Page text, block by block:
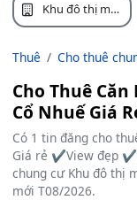
Khu đô thị mới
Cổ Nhuế
Thuê Cho thuê
Cho Thuê
Cổ Nhuế Giá
Có 1 tin đăng cho
Giá rẻ ✔️View đẹp
chung cư Khu đô thị
mới T08/2026.